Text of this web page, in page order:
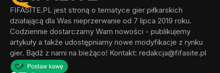
FIFASITE.PL jest stroną o tematyce gier piłkarskich
działającą dla Was nieprzerwanie od 7 lipca 2019 roku.
Codziennie dostarczamy Wam nowości - publikujemy
artykuły a także udostępniamy nowe modyfikacje z rynku
gier. Bądź z nami na bieżąco! Kontakt: redakcja@fifasite.pl